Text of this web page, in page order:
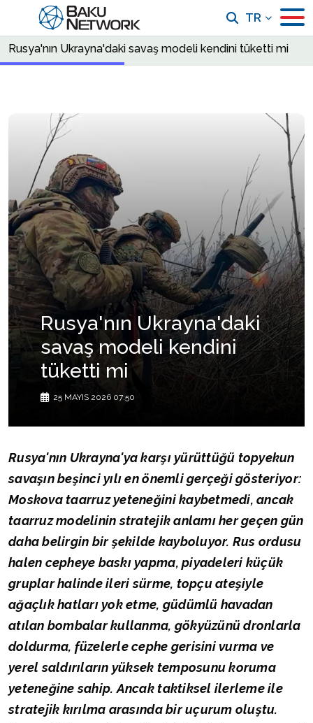
TR
Rusya'nın Ukrayna'daki savaş modeli kendini tüketti mi
Rusya'nın Ukrayna'daki
savaş modeli kendini
tüketti mi
25 MAYIS 2026 07:50
Rusya'nın Ukrayna'ya karşı yürüttüğü topyekun
savaşın beşinci yılı en önemli gerçeği gösteriyor:
Moskova taarruz yeteneğini kaybetmedi, ancak
taarruz modelinin stratejik anlamı her geçen gün
daha belirgin bir şekilde kayboluyor. Rus ordusu
halen cepheye baskı yapma, piyadeleri küçük
gruplar halinde ileri sürme, topçu ateşiyle
ağaçlık hatları yok etme, güdümlü havadan
atılan bombalar kullanma, gökyüzünü dronlarla
doldurma, füzelerle cephe gerisini vurma ve
yerel saldırıların yüksek temposunu koruma
yeteneğine sahip. Ancak taktiksel ilerleme ile
stratejik kırılma arasında bir uçurum oluştu.